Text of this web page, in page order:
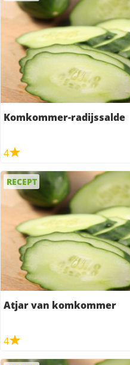
Komkommer-radijssalde
4
RECEPT
Atjar van komkommer
4